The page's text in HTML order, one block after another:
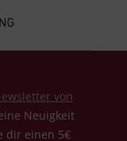
von
Neuigkeit
dir einen 5€